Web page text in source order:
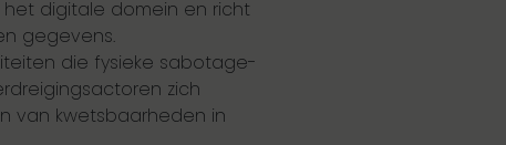
digitale domein en richt
gegevens.
die fysieke sabotage-
zich
van kwetsbaarheden in